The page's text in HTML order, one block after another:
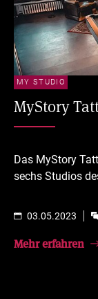
MY STUDIO
MyStory
Das MyStory
sechs Studios
03.05.2023
Mehr erfahren